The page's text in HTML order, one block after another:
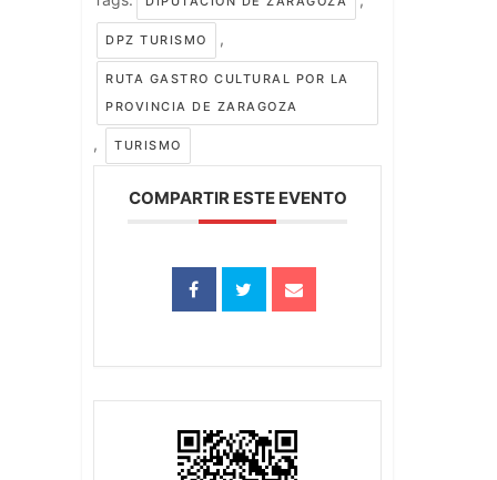
DPZ TURISMO ,
RUTA GASTRO CULTURAL POR LA
PROVINCIA DE ZARAGOZA
, TURISMO
COMPARTIR ESTE EVENTO